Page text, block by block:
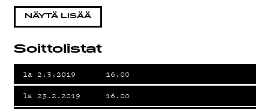
LIVELAB
NÄYTÄ LISÄÄ
Soittolistat
la 2.3.2019 16.00
la 23.2.2019 16.00